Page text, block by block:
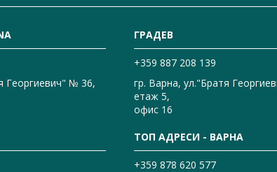
Георгиевич" № 36,
ГРАДЕВ
+359 887 208 139
гр. Варна, ул."Братя
етаж 5,
офис 16
ТОП АДРЕСИ - ВАРНА
+359 878 620 577